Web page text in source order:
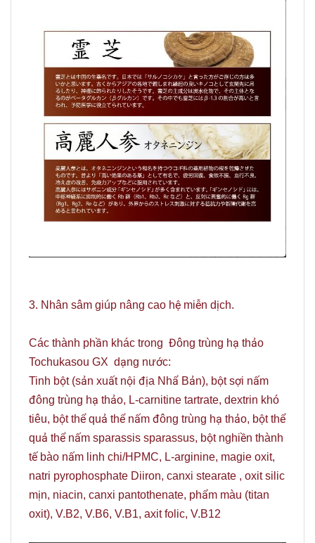
3. Nhân sâm giúp nâng cao hệ miễn dịch.
Các thành phần khác trong Đông trùng hạ thảo
Tochukasou GX dạng nước:
Tinh bột (sản xuất nội địa Nhẩ Bản), bột sợi nấm
đông trùng hạ thảo, L-carnitine tartrate, dextrin khó
tiêu, bột thể quả thể nấm đông trùng hạ thảo, bột thể
quả thể nấm sparassis sparassus, bột nghiền thành
tế bào nấm linh chi/HPMC, L-arginine, magie oxit,
natri pyrophosphate Diiron, canxi stearate , oxit silic
mịn, niacin, canxi pantothenate, phẩm màu (titan
oxit), V.B2, V.B6, V.B1, axit folic, V.B12